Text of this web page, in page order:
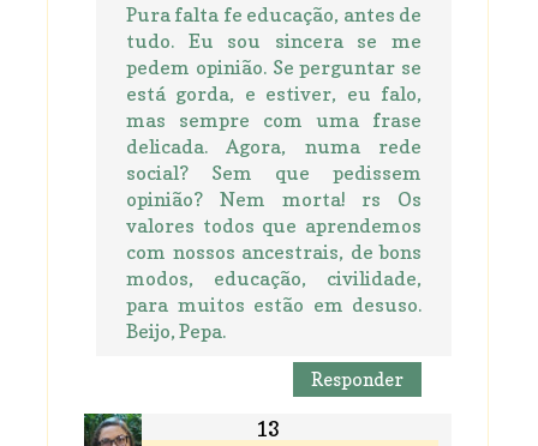
Pura falta fe educação, antes de
tudo. Eu sou sincera se me
pedem opinião. Se perguntar se
está gorda, e estiver, eu falo,
mas sempre com uma frase
delicada. Agora, numa rede
social? Sem que pedissem
opinião? Nem morta! rs Os
valores todos que aprendemos
com nossos ancestrais, de bons
modos, educação, civilidade,
para muitos estão em desuso.
Beijo, Pepa.
Responder